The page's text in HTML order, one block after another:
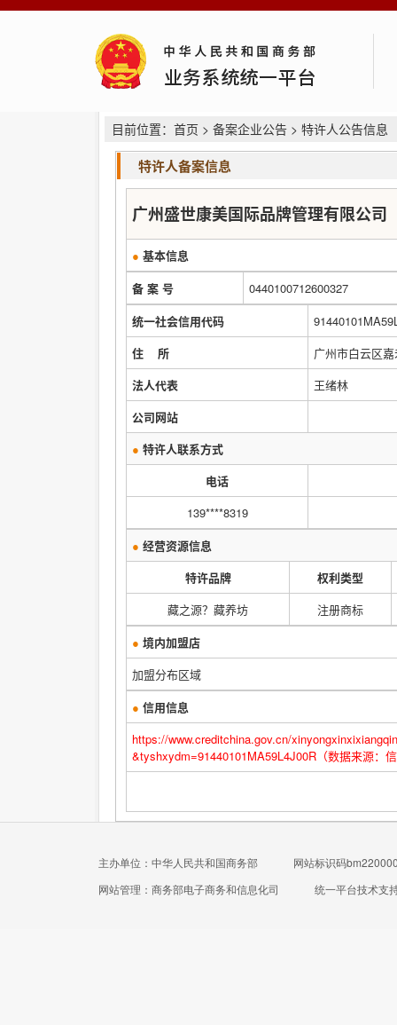
目前位置： 首页 > 备案企业公告 > 特许人公告信息
特许人备案信息
广州盛世康美国际品牌管理有限公司
● 基本信息
备 案 号
0440100712600327
统一社会信用代码
住 所
广州市白云区
法人代表
王绪林
公司网站
● 特许人联系方式
电话
139****8319
● 经营资源信息
特许品牌
权利类型
藏之源？藏养坊
注册商标
● 境内加盟店
加盟分布区域
● 信用信息
https://www.creditchina.gov.cn/
&tyshxydm=91440101MA59L4J00R（数据来源：
主办单位：中华人民共和国商务部
网站标识码
网站管理：商务部电子商务和信息化司
统一平台技术支